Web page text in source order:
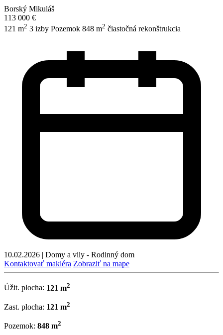
Borský Mikuláš
113 000 €
121 m2 3 izby Pozemok 848 m2 čiastočná rekonštrukcia
10.02.2026 | Domy a vily - Rodinný dom
Kontaktovať makléra Zobraziť na mape
Úžit. plocha: 121 m2
Zast. plocha: 121 m2
Pozemok: 848 m2